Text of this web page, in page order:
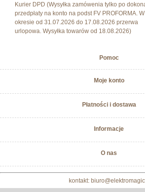
Kurier DPD (Wysyłka zamówenia tylko po
przedpłaty na konto na podst FV PROFORMA. W
okresie od 31.07.2026 do 17.08.2026 przerwa
urlopowa. Wysyłka towarów od 18.08.2026)
Pomoc
Moje konto
Płatności i dostawa
Informacje
O nas
kontakt: